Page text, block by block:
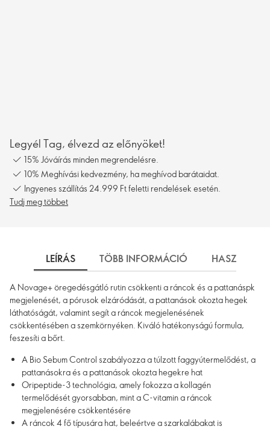
Legyél Tag, élvezd az előnyöket!
15% Jóváírás minden megrendelésre.
10% Meghívási kedvezmény, ha meghívod barátaidat.
Ingyenes szállítás 24.999 Ft feletti rendelések esetén.
Tudj meg többet
LEÍRÁS TÖBB INFORMÁCIÓ HASZNÁLAT
A Novage+ öregedésgátló rutin csökkenti a ráncok és a pattanáspk
megjelenését, a pórusok elzáródását, a pattanások okozta hegek
láthatóságát, valamint segít a ráncok megjelenésének
csökkentésében a szemkörnyéken. Kiváló hatékonyságú formula,
feszesíti a bőrt.
A Bio Sebum Control szabályozza a túlzott faggyútermelődést, a
pattanásokra és a pattanások okozta hegekre hat
Oripeptide-3 technológia, amely fokozza a kollagén
termelődését gyorsabban, mint a C-vitamin a ráncok
megjelenésére csökkentésére
A ráncok 4 fő típusára hat, beleértve a szarkalábakat is